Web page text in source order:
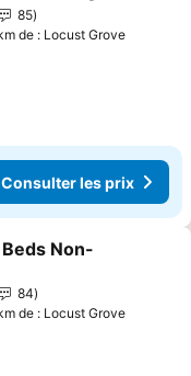
85
de : Locust Grove
Consulter les prix
mes favoris
Non-
84
de : Locust Grove